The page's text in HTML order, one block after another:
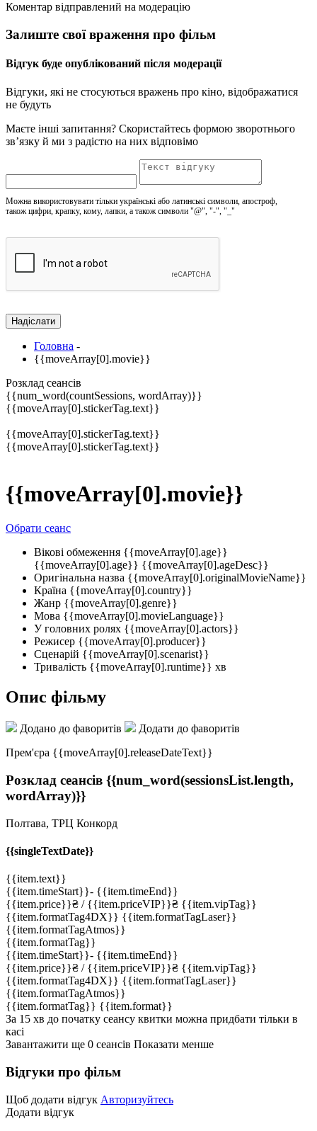
Коментар відправлений на модерацію
Залиште свої враження про фільм
Відгук буде опублікований після модерації
Відгуки, які не стосуються вражень про кіно, відображатися
не будуть
Маєте інші запитання? Скористайтесь формою зворотнього
зв’язку й ми з радістю на них відповімо
Можна використовувати тільки українські або латинські символи, апостроф,
також цифри, крапку, кому, лапки, а також символи "@", "-", "_"
Головна -
{{moveArray[0].movie}}
Розклад сеансів
{{num_word(countSessions, wordArray)}}
{{moveArray[0].stickerTag.text}}
{{moveArray[0].stickerTag.text}}
{{moveArray[0].stickerTag.text}}
{{moveArray[0].movie}}
Обрати сеанс
Вікові обмеження {{moveArray[0].age}}
{{moveArray[0].age}} {{moveArray[0].ageDesc}}
Оригінальна назва {{moveArray[0].originalMovieName}}
Країна {{moveArray[0].country}}
Жанр {{moveArray[0].genre}}
Мова {{moveArray[0].movieLanguage}}
У головних ролях {{moveArray[0].actors}}
Режисер {{moveArray[0].producer}}
Сценарій {{moveArray[0].scenarist}}
Тривалість {{moveArray[0].runtime}} хв
Опис фільму
Додано до фаворитів
Додати до фаворитів
Прем'єра {{moveArray[0].releaseDateText}}
Розклад сеансів {{num_word(sessionsList.length,
wordArray)}}
Полтава, ТРЦ Конкорд
{{singleTextDate}}
{{item.text}}
{{item.timeStart}}- {{item.timeEnd}}
{{item.price}}₴ / {{item.priceVIP}}₴ {{item.vipTag}}
{{item.formatTag4DX}} {{item.formatTagLaser}}
{{item.formatTagAtmos}}
{{item.formatTag}}
{{item.timeStart}}- {{item.timeEnd}}
{{item.price}}₴ / {{item.priceVIP}}₴ {{item.vipTag}}
{{item.formatTag4DX}} {{item.formatTagLaser}}
{{item.formatTagAtmos}}
{{item.formatTag}} {{item.format}}
За 15 хв до початку сеансу квитки можна придбати тільки в
касі
Завантажити ще 0 cеансів Показати менше
Відгуки про фільм
Щоб додати відгук Авторизуйтесь
Додати відгук